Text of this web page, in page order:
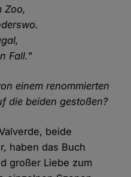
Zoo,
Fall."
einem renommierten
die beiden gestoßen?
beide
haben das Buch
großer Liebe zum